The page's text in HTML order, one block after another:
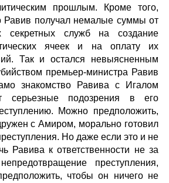
прошлым. Кроме того,
Равив получал немалые суммы от
секретных служб на создание
ячеек и на оплату их
Так и остался невыясненным
премьер-министра Равив
знакомство Равива с Игалом
серьезные подозрения в его
Можно предположить,
с Амиром, морально готовил
Но даже если это и не
Равива к ответственности не за
преступления,
чтобы он ничего не